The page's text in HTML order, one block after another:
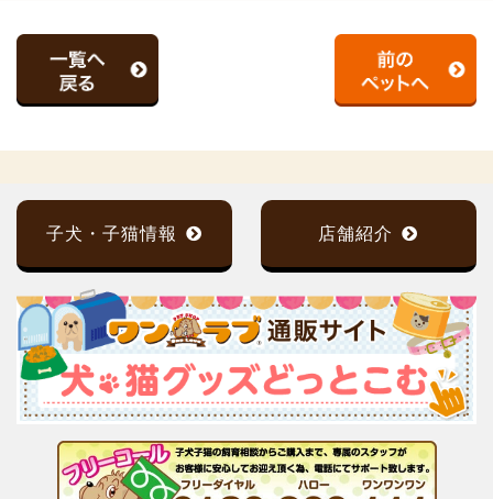
子犬・子猫情報 店舗紹介